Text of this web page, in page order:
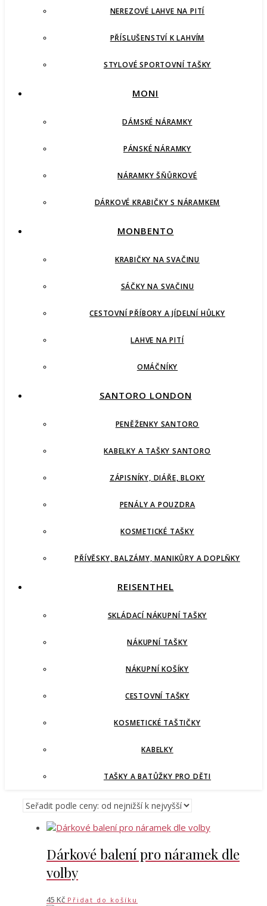
NEREZOVÉ LAHVE NA PITÍ
PŘÍSLUŠENSTVÍ K LAHVÍM
STYLOVÉ SPORTOVNÍ TAŠKY
MONI
DÁMSKÉ NÁRAMKY
PÁNSKÉ NÁRAMKY
NÁRAMKY ŠŇŮRKOVÉ
DÁRKOVÉ KRABIČKY S NÁRAMKEM
MONBENTO
KRABIČKY NA SVAČINU
SÁČKY NA SVAČINU
CESTOVNÍ PŘÍBORY A JÍDELNÍ HŮLKY
LAHVE NA PITÍ
OMÁČNÍKY
SANTORO LONDON
PENĚŽENKY SANTORO
KABELKY A TAŠKY SANTORO
ZÁPISNÍKY, DIÁŘE, BLOKY
PENÁLY A POUZDRA
KOSMETICKÉ TAŠKY
PŘÍVĚSKY, BALZÁMY, MANIKŮRY A DOPLŇKY
REISENTHEL
SKLÁDACÍ NÁKUPNÍ TAŠKY
NÁKUPNÍ TAŠKY
NÁKUPNÍ KOŠÍKY
CESTOVNÍ TAŠKY
KOSMETICKÉ TAŠTIČKY
KABELKY
TAŠKY A BATŮŽKY PRO DĚTI
Dárkové balení pro náramek dle
volby
45 Kč Přidat do košíku